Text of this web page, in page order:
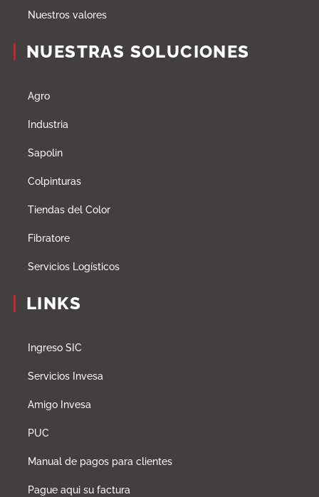
Nuestros valores
NUESTRAS SOLUCIONES
Agro
Industria
Sapolin
Colpinturas
Tiendas del Color
Fibratore
Servicios Logísticos
LINKS
Ingreso SIC
Servicios Invesa
Amigo Invesa
PUC
Manual de pagos para clientes
Pague aqui su factura